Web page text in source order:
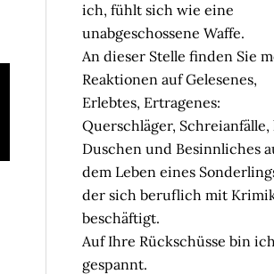
ich, fühlt sich wie eine
unabgeschossene Waffe.
An dieser Stelle finden Sie
Reaktionen auf Gelesenes,
Erlebtes, Ertragenes:
Querschläger, Schreianfälle,
Duschen und Besinnliches
dem Leben eines
der sich beruflich mit
beschäftigt.
Auf Ihre Rückschüsse bin ich
gespannt.